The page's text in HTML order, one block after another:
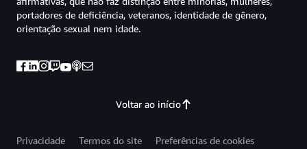
Voltar ao início
portadores de deficiência, veteranos, identidade de gênero,
orientação sexual nem idade.
Privacidade Termos do site
Preferências de cookies